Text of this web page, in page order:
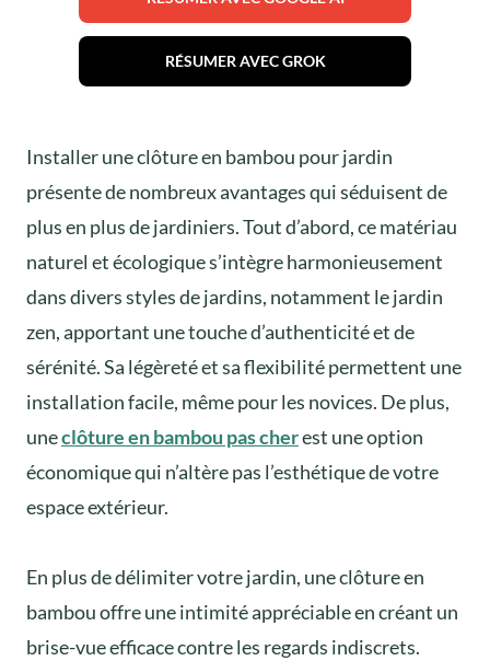
RÉSUMER AVEC GROK
Installer une clôture en bambou pour jardin
présente de nombreux avantages qui séduisent de
plus en plus de jardiniers. Tout d’abord, ce matériau
naturel et écologique s’intègre harmonieusement
dans divers styles de jardins, notamment le jardin
zen, apportant une touche d’authenticité et de
sérénité. Sa légèreté et sa flexibilité permettent une
installation facile, même pour les novices. De plus,
uneclôture en bambou pas cherest une option
économique qui n’altère pas l’esthétique de votre
espace extérieur.
En plus de délimiter votre jardin, une clôture en
bambou offre une intimité appréciable en créant un
brise-vue efficace contre les regards indiscrets.